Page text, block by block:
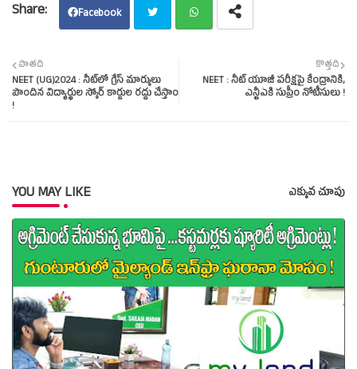
Facebook
ter tsap
కొత్తది
NEET : నీట్‌ యూజీ పరీక్షపై కేంద్రానికి,
ఎన్టీఏకి సుప్రీం నోటీసులు !
పాతది
NEET (UG)2024 : నీట్‌లో గ్రేస్‌ మార్కులు
పొందిన విద్యార్థుల స్కోర్‌ కార్డుల రద్దు చేస్తాం
!
YOU MAY LIKE ఎక్కువ చూపు